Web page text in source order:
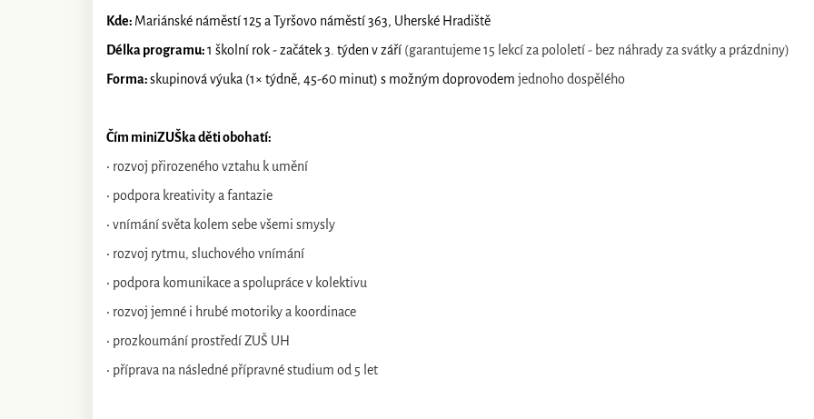
Kde: Mariánské náměstí 125 a Tyršovo náměstí 363, Uherské Hradiště
Délka programu:1 školní rok - začátek 3. týden v září (garantujeme 15 lekcí za pololetí - bez náhrady za svátky a prázdniny)
Forma:skupinová výuka (1× týdně, 45-60 minut) s možným doprovodem jednoho dospělého
Čím miniZUŠka děti obohatí:
• rozvoj přirozeného vztahu k umění
• podpora kreativity a fantazie
• vnímání světa kolem sebe všemi smysly
• rozvoj rytmu, sluchového vnímání
• podpora komunikace a spolupráce v kolektivu
• rozvoj jemné i hrubé motoriky a koordinace
• prozkoumání prostředí ZUŠ UH
• příprava na následné přípravné studium od 5 let